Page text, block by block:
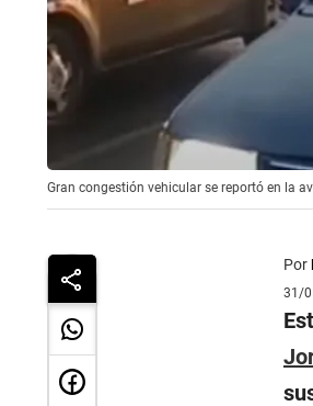
Gran congestión vehicular se reportó en la
Por
31/